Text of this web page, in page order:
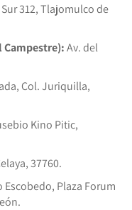
312, Tlajomulco de
Campestre):Av. del
Col. Juriquilla,
Kino Pitic,
37760.
Escobedo, Plaza Forum